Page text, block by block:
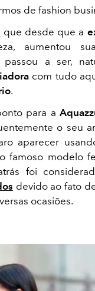
de fashion
que desde que a
aumentou
a ser,
com tudo
.
para a
o seu
aparecer
famoso modelo
foi
devido ao fato
ocasiões.